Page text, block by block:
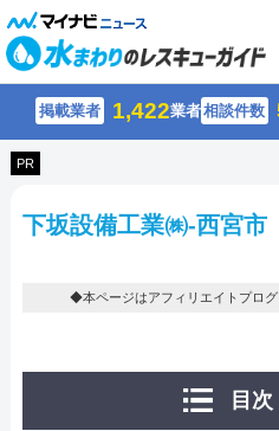
掲載業者 1,422業者相談件数
PR
下坂設備工業㈱-西宮市
◆本ページはアフィリエイトプログ
目